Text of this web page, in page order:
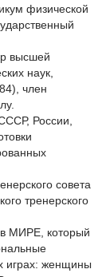
физической
высшей
наук,
член
России,
совета
тренерского
МИРЕ, который
играх: женщины